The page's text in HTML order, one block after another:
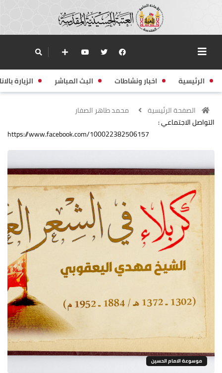
الرئيسية اخبار ونشاطات البث المباشر الزيارة
الصفحة الرئيسية
محمد طاهر الصفار
التواصل الاجتماعي :
https://www.facebook.com/100022382506157
موسوعة الامام الحسين